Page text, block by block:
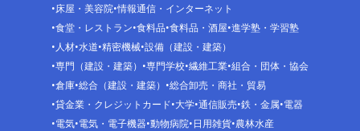
床屋・美容院 情報通信・インターネット
食堂・レストラン 食料品 食料品・酒屋 進学塾・学習塾
人材 水道 精密機械 設備（建設・建築）
専門（建設・建築）
専門学校 繊維工業 組合・団体・協会
倉庫 総合（建設・建築）
総合卸売・商社・貿易
貸金業・クレジットカード 大学 通信販売 鉄・金属 電器
電気 電気・電子機器 動物病院 日用雑貨 農林水産